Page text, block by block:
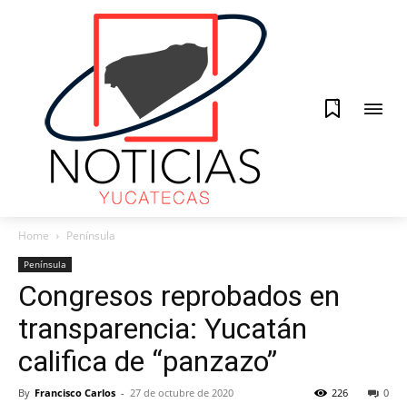
0
Home Península
Península
Congresos reprobados en
transparencia: Yucatán
califica de “panzazo”
By Francisco Carlos - 27 de octubre de 2020 0
226